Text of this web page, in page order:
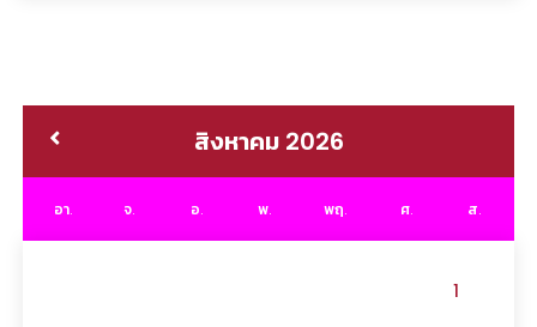
สิงหาคม 2026
อา. จ. อ. พ. พฤ. ศ. ส.
1